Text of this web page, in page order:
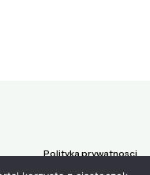
Polityka prywatnosci